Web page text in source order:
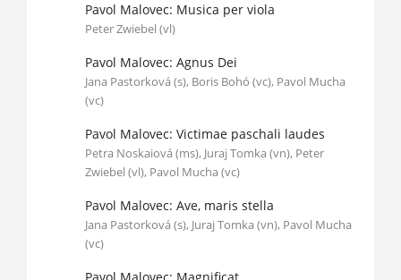
Pavol Malovec: Musica per viola
Peter Zwiebel (vl)
Pavol Malovec: Agnus Dei
Jana Pastorková (s), Boris Bohó (vc), Pavol Mucha
(vc)
Pavol Malovec: Victimae paschali laudes
Petra Noskaiová (ms), Juraj Tomka (vn), Peter
Zwiebel (vl), Pavol Mucha (vc)
Pavol Malovec: Ave, maris stella
Jana Pastorková (s), Juraj Tomka (vn), Pavol Mucha
(vc)